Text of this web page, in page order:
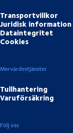
Transportvillkor
Juridisk information
Dataintegritet
Cookies
Mervärdestjänster
Tullhantering
Varuförsäkring
Följ oss